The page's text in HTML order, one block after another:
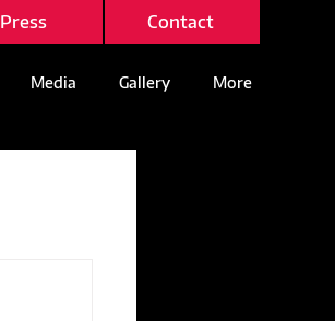
Press Contact
Media Gallery More